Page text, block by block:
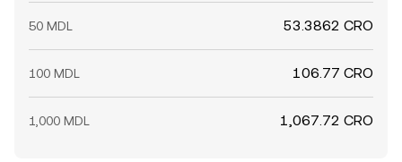
50 MDL 53.3862 CRO
100 MDL 106.77 CRO
1,000 MDL 1,067.72 CRO